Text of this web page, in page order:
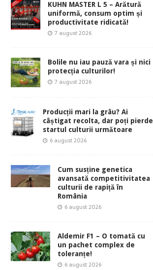
KUHN MASTER L 5 – Arătură
uniformă, consum optim și
productivitate ridicată!
7 august 2026
Bolile nu iau pauză vara și nici
protecția culturilor!
7 august 2026
Producții mari la grâu? Ai
câștigat recolta, dar poți pierde
startul culturii următoare
6 august 2026
Cum susține genetica
avansată competitivitatea
culturii de rapiță în
România
6 august 2026
Aldemir F1 – O tomată cu
un pachet complex de
toleranțe!
6 august 2026